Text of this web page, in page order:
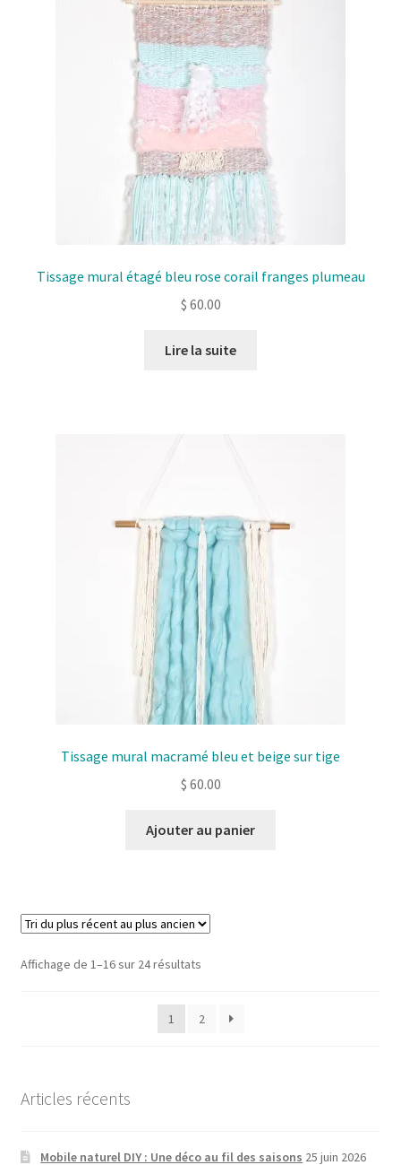
Tissage mural étagé bleu rose corail franges plumeau
$ 60.00
Lire la suite
Tissage mural macramé bleu et beige sur tige
$ 60.00
Ajouter au panier
Affichage de 1–16 sur 24 résultatsSorted
1
2
Articles récents
Mobile naturel DIY : Une déco au fil des saisons 25 juin 2026